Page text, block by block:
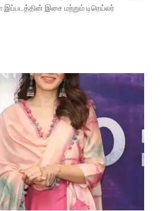
இப்படத்தின் இசை மற்றும் டிரெய்லர்